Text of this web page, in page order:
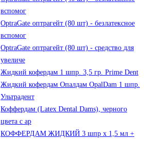
вспомог
OptraGate оптрагейт (80 шт) - безлатексное
вспомог
OptraGate оптрагейт (80 шт) - средство для
увеличе
Жидкий кофердам 1 шпр. 3,5 гр. Prime Dent
Жидкий кофердам Опалдам OpalDam 1 шпр.
Ультрадент
Коффердам (Latex Dental Dams), черного
цвета с ар
КОФФЕРДАМ ЖИДКИЙ 3 шпр х 1,5 мл +